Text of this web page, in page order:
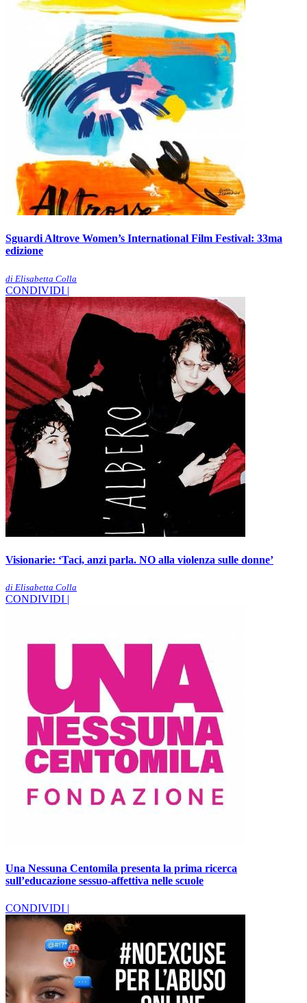
Sguardi Altrove Women’s International Film Festival: 33ma
edizione
di Elisabetta Colla
CONDIVIDI |
Visionarie: ‘Taci, anzi parla. NO alla violenza sulle donne’
di Elisabetta Colla
CONDIVIDI |
Una Nessuna Centomila presenta la prima ricerca
sull’educazione sessuo-affettiva nelle scuole
CONDIVIDI |